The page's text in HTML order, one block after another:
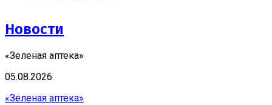
Новости
«Зеленая аптека»
05.08.2026
«Зеленая аптека»